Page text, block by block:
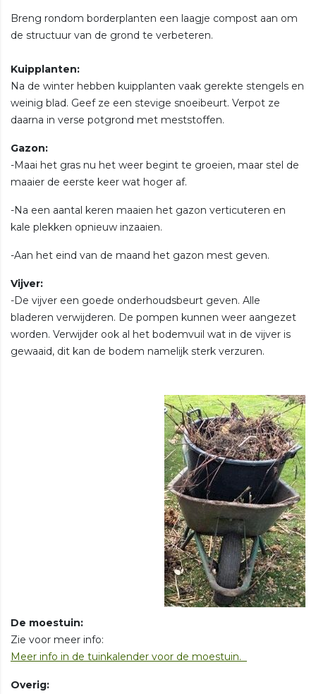
Breng rondom borderplanten een laagje compost aan om
de structuur van de grond te verbeteren.
Kuipplanten:
Na de winter hebben kuipplanten vaak gerekte stengels en
weinig blad. Geef ze een stevige snoeibeurt. Verpot ze
daarna in verse potgrond met meststoffen.
Gazon:
-Maai het gras nu het weer begint te groeien, maar stel de
maaier de eerste keer wat hoger af.
-Na een aantal keren maaien het gazon verticuteren en
kale plekken opnieuw inzaaien.
-Aan het eind van de maand het gazon mest geven.
Vijver:
-De vijver een goede onderhoudsbeurt geven. Alle
bladeren verwijderen. De pompen kunnen weer aangezet
worden. Verwijder ook al het bodemvuil wat in de vijver is
gewaaid, dit kan de bodem namelijk sterk verzuren.
De moestuin:
Zie voor meer info:
Meer info in de tuinkalender voor de moestuin.
Overig: